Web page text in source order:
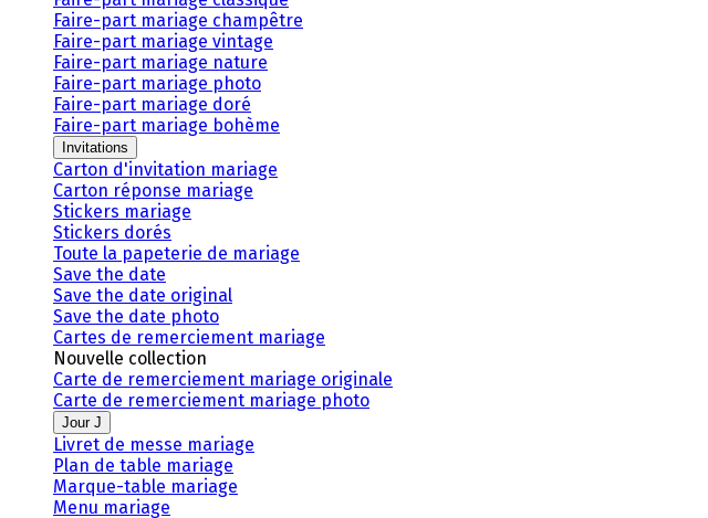
Faire-part mariage champêtre
Faire-part mariage vintage
Faire-part mariage nature
Faire-part mariage photo
Faire-part mariage doré
Faire-part mariage bohème
Invitations
Carton d'invitation mariage
Carton réponse mariage
Stickers mariage
Stickers dorés
Toute la papeterie de mariage
Save the date
Save the date original
Save the date photo
Cartes de remerciement mariage
Nouvelle collection
Carte de remerciement mariage originale
Carte de remerciement mariage photo
Jour J
Livret de messe mariage
Plan de table mariage
Marque-table mariage
Menu mariage